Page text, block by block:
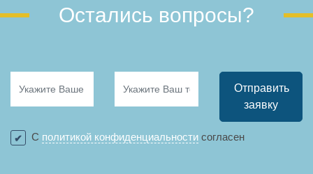
Остались вопросы?
Отправить
заявку
С политикой конфиденциальности согласен